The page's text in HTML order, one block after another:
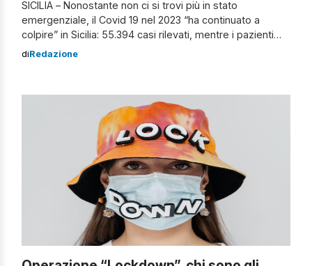
SICILIA – Nonostante non ci si trovi più in stato
emergenziale, il Covid 19 nel 2023 “ha continuato a
colpire” in Sicilia: 55.394 casi rilevati, mentre i pazienti
ricoverati da inizio anno in reparti ordinari e in terapia
sono stati […]
diRedazione